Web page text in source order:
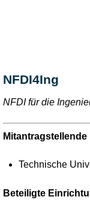
NFDI4Ing
NFDI für die
Technische
Beteiligte